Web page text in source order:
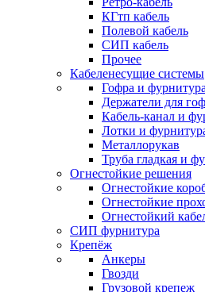
КГтп кабель
Полевой кабель
СИП кабель
Прочее
Кабеленесущие системы
Гофра и фурнитура
Держатели для
Кабель-канал и
Лотки и
Металлорукав
Труба гладкая и
Огнестойкие решения
Огнестойкие
Огнестойкие
Огнестойкий
СИП фурнитура
Крепёж
Анкеры
Гвозди
Грузовой крепеж